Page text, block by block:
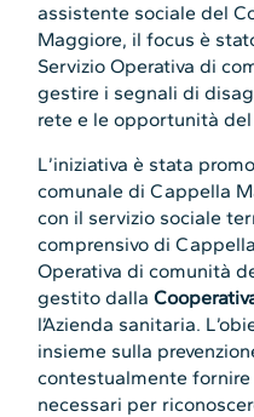
assistente sociale del
Maggiore, il focus è
Servizio Operativa di
gestire i segnali di
rete e le opportunità
L’iniziativa è stata
comunale di Cappella
con il servizio sociale
comprensivo di
Operativa di comunità
gestito dalla
l’Azienda sanitaria.
insieme sulla
contestualmente
necessari per